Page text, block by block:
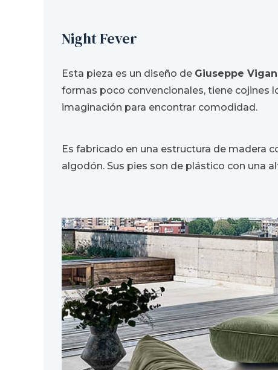
Night Fever
Esta pieza es un diseño de Giuseppe
formas poco convencionales, tiene cojines
imaginación para encontrar comodidad.
Es fabricado en una estructura de madera
algodón. Sus pies son de plástico con una